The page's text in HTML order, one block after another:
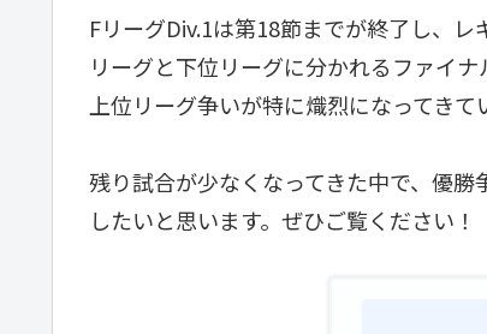
FリーグDiv.1は第18節までが終了し、
リーグと下位リーグに分かれるファイ
上位リーグ争いが特に熾烈になってきて
残り試合が少なくなってきた中で、優
したいと思います。ぜひご覧ください！